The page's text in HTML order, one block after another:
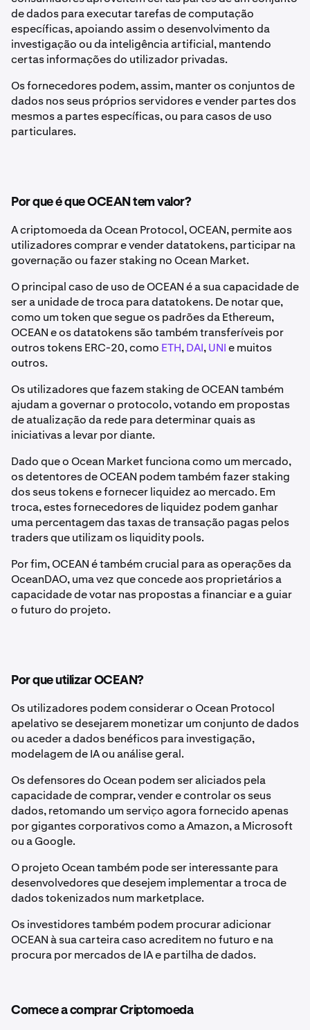
de dados para executar tarefas de computação
específicas, apoiando assim o desenvolvimento da
investigação ou da inteligência artificial, mantendo
certas informações do utilizador privadas.
Os fornecedores podem, assim, manter os conjuntos de
dados nos seus próprios servidores e vender partes dos
mesmos a partes específicas, ou para casos de uso
particulares.
Por que é que OCEAN tem valor?
A criptomoeda da Ocean Protocol, OCEAN, permite aos
utilizadores comprar e vender datatokens, participar na
governação ou fazer staking no Ocean Market.
O principal caso de uso de OCEAN é a sua capacidade de
ser a unidade de troca para datatokens. De notar que,
como um token que segue os padrões da Ethereum,
OCEAN e os datatokens são também transferíveis por
outros tokens ERC-20, como ETH,DAI,UNIe muitos
outros.
Os utilizadores que fazem staking de OCEAN também
ajudam a governar o protocolo, votando em propostas
de atualização da rede para determinar quais as
iniciativas a levar por diante.
Dado que o Ocean Market funciona como um mercado,
os detentores de OCEAN podem também fazer staking
dos seus tokens e fornecer liquidez ao mercado. Em
troca, estes fornecedores de liquidez podem ganhar
uma percentagem das taxas de transação pagas pelos
traders que utilizam os liquidity pools.
Por fim, OCEAN é também crucial para as operações da
OceanDAO, uma vez que concede aos proprietários a
capacidade de votar nas propostas a financiar e a guiar
o futuro do projeto.
Por que utilizar OCEAN?
Os utilizadores podem considerar o Ocean Protocol
apelativo se desejarem monetizar um conjunto de dados
ou aceder a dados benéficos para investigação,
modelagem de IA ou análise geral.
Os defensores do Ocean podem ser aliciados pela
capacidade de comprar, vender e controlar os seus
dados, retomando um serviço agora fornecido apenas
por gigantes corporativos como a Amazon, a Microsoft
ou a Google.
O projeto Ocean também pode ser interessante para
desenvolvedores que desejem implementar a troca de
dados tokenizados num marketplace.
Os investidores também podem procurar adicionar
OCEAN à sua carteira caso acreditem no futuro e na
procura por mercados de IA e partilha de dados.
Comece a comprar Criptomoeda